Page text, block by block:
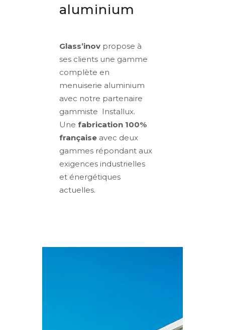
aluminium
Glass’inovpropose à
ses clients une gamme
complète en
menuiserie aluminium
avec notre partenaire
gammiste Installux.
Une fabrication 100%
françaiseavec deux
gammes répondant aux
exigences industrielles
et énergétiques
actuelles.